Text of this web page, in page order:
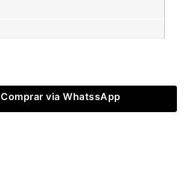
Comprar via WhatssApp